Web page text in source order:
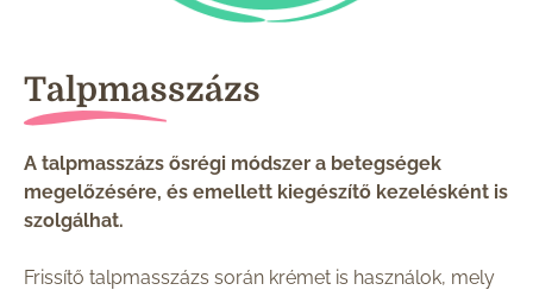
Talpmasszázs
A talpmasszázs ősrégi módszer a betegségek
megelőzésére, és emellett kiegészítő kezelésként is
szolgálhat.
Frissítő talpmasszázs során krémet is használok, mely